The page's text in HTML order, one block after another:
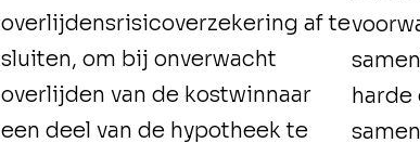
overlijdensrisicoverzekering af te
sluiten, om bij onverwacht
overlijden van de kostwinnaar
een deel van de hypotheek te
harde